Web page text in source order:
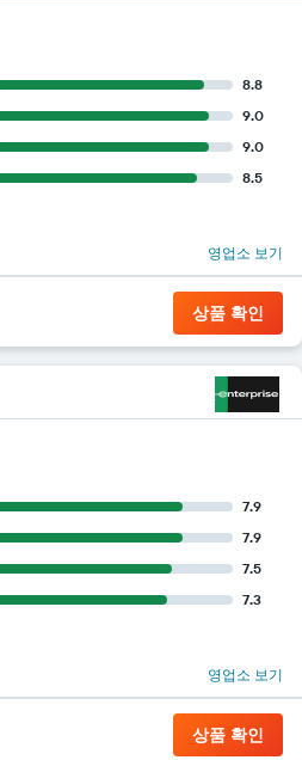
8.8
9.0
9.0
8.5
영업소 보기
상품 확인
7.9
7.9
7.5
7.3
영업소 보기
상품 확인